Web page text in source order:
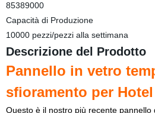
85389000
Capacità di Produzione
10000 pezzi/pezzi alla settimana
Descrizione del Prodotto
Pannello in vetro
sfioramento per
Questo è il nostro più recente